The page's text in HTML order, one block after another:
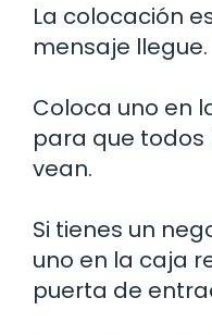
La colocación
mensaje llegue.
Coloca uno en
para que todos
vean.
Si tienes un
uno en la caja
puerta de